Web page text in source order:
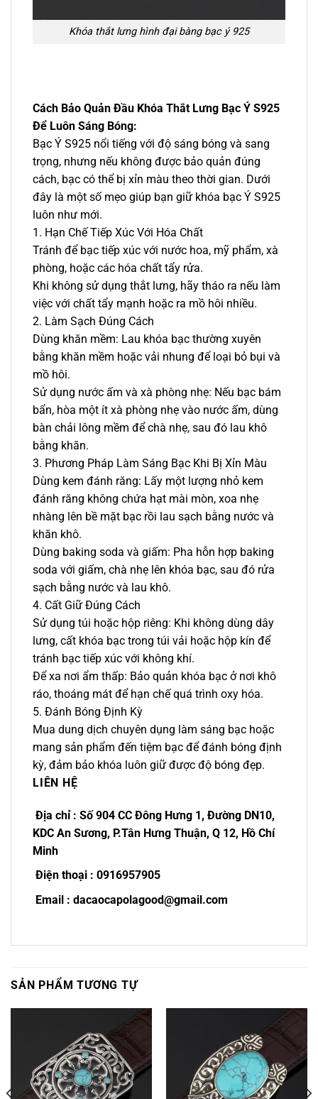
Khóa thắt lưng hình đại bàng bạc ý 925
Cách Bảo Quản Đầu Khóa Thắt Lưng Bạc Ý S925
Để Luôn Sáng Bóng:
Bạc Ý S925 nổi tiếng với độ sáng bóng và sang
trọng, nhưng nếu không được bảo quản đúng
cách, bạc có thể bị xỉn màu theo thời gian. Dưới
đây là một số mẹo giúp bạn giữ khóa bạc Ý S925
luôn như mới.
1. Hạn Chế Tiếp Xúc Với Hóa Chất
Tránh để bạc tiếp xúc với nước hoa, mỹ phẩm, xà
phòng, hoặc các hóa chất tẩy rửa.
Khi không sử dụng thắt lưng, hãy tháo ra nếu làm
việc với chất tẩy mạnh hoặc ra mồ hôi nhiều.
2. Làm Sạch Đúng Cách
Dùng khăn mềm: Lau khóa bạc thường xuyên
bằng khăn mềm hoặc vải nhung để loại bỏ bụi và
mồ hôi.
Sử dụng nước ấm và xà phòng nhẹ: Nếu bạc bám
bẩn, hòa một ít xà phòng nhẹ vào nước ấm, dùng
bàn chải lông mềm để chà nhẹ, sau đó lau khô
bằng khăn.
3. Phương Pháp Làm Sáng Bạc Khi Bị Xỉn Màu
Dùng kem đánh răng: Lấy một lượng nhỏ kem
đánh răng không chứa hạt mài mòn, xoa nhẹ
nhàng lên bề mặt bạc rồi lau sạch bằng nước và
khăn khô.
Dùng baking soda và giấm: Pha hỗn hợp baking
soda với giấm, chà nhẹ lên khóa bạc, sau đó rửa
sạch bằng nước và lau khô.
4. Cất Giữ Đúng Cách
Sử dụng túi hoặc hộp riêng: Khi không dùng dây
lưng, cất khóa bạc trong túi vải hoặc hộp kín để
tránh bạc tiếp xúc với không khí.
Để xa nơi ẩm thấp: Bảo quản khóa bạc ở nơi khô
ráo, thoáng mát để hạn chế quá trình oxy hóa.
5. Đánh Bóng Định Kỳ
Mua dung dịch chuyên dụng làm sáng bạc hoặc
mang sản phẩm đến tiệm bạc để đánh bóng định
kỳ, đảm bảo khóa luôn giữ được độ bóng đẹp.
LIÊN HỆ
Địa chỉ : Số 904 CC Đông Hưng 1, Đường DN10,
KDC An Sương, P.Tân Hưng Thuận, Q 12, Hồ Chí
Minh
Điện thoại : 0916957905
Email : dacaocapolagood@gmail.com
SẢN PHẨM TƯƠNG TỰ